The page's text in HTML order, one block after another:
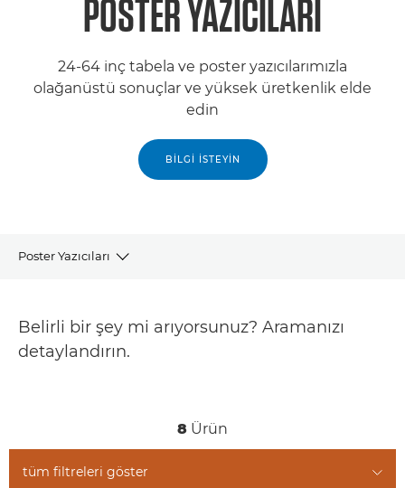
POSTER YAZICILARI
24-64 inç tabela ve poster yazıcılarımızla
olağanüstü sonuçlar ve yüksek üretkenlik elde
edin
BILGI İSTEYIN
Poster Yazıcıları
İLGİLİ ÜRÜNLER
Belirli bir şey mi arıyorsunuz? Aramanızı
detaylandırın.
8 Ürün
tüm filtreleri göster